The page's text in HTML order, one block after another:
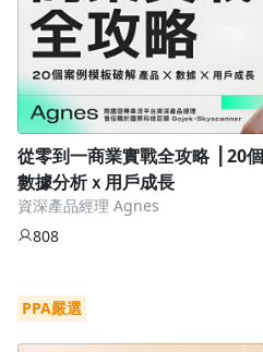
從零到一商業實戰全攻略 ⎥ 20
數據分析ｘ用戶成長
資深產品經理 Agnes
808
PPA嚴選